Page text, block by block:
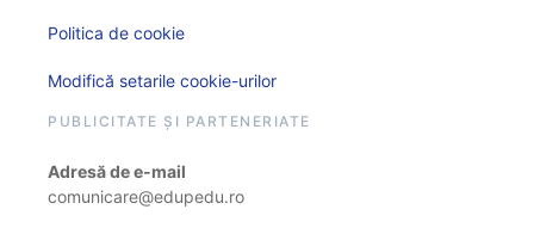
Politica de cookie
Modifică setarile cookie-urilor
PUBLICITATE ȘI PARTENERIATE
Adresă de e-mail
comunicare@edupedu.ro